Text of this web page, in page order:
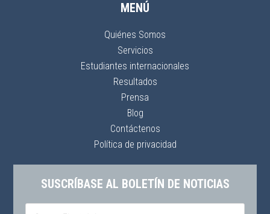
MENÚ
Quiénes Somos
Servicios
Estudiantes internacionales
Resultados
Prensa
Blog
Contáctenos
Política de privacidad
SUSCRÍBASE AL BOLETÍN DE NOTICIAS